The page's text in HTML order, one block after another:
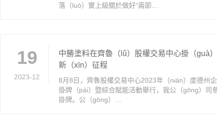
落（luò）實上級關於做好“兩節…
19
2023-12
中勝塗料在齊魯（lǔ）股權交易中心掛（guà
新（xīn）征程
8月8日，齊魯股權交易中心2023年（nián）度德州
掛牌（pái）暨綜合賦能活動舉行，我公（gōng）司
掛牌。公（gōng）…